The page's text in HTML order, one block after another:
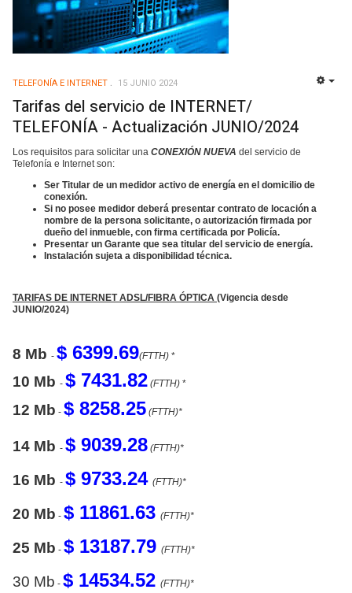
TELEFONÍA E INTERNET 15 JUNIO 2024
Tarifas del servicio de INTERNET/
TELEFONÍA - Actualización JUNIO/2024
Los requisitos para solicitar una CONEXIÓN NUEVA del servicio de
Telefonía e Internet son:
Ser Titular de un medidor activo de energía en el domicilio de
conexión.
Si no posee medidor deberá presentar contrato de locación a
nombre de la persona solicitante, o autorización firmada por
dueño del inmueble, con firma certificada por Policía.
Presentar un Garante que sea titular del servicio de energía.
Instalación sujeta a disponibilidad técnica.
TARIFAS DE INTERNET ADSL/FIBRA ÓPTICA (Vigencia desde
JUNIO/2024)
8 Mb - $ 6399.69(FTTH) *
10 Mb - $ 7431.82 (FTTH) *
12 Mb - $ 8258.25 (FTTH)*
14 Mb - $ 9039.28 (FTTH)*
16 Mb - $ 9733.24 (FTTH)*
20 Mb - $ 11861.63 (FTTH)*
25 Mb - $ 13187.79 (FTTH)*
30 Mb - $ 14534.52 (FTTH)*